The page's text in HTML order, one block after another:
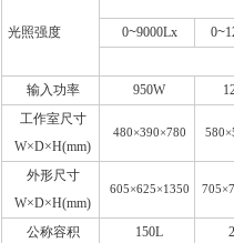
光照强度 0~9000Lx 0~
输入功率 950W
工作室尺寸
W×D×H(mm)
480×390×780
外形尺寸
W×D×H(mm)
605×625×1350
公称容积 150L